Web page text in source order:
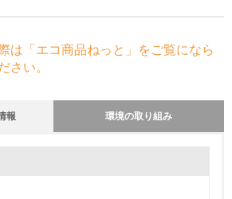
は「エコ商品ねっと」をご覧になら
さい。
報 環境の取り組み